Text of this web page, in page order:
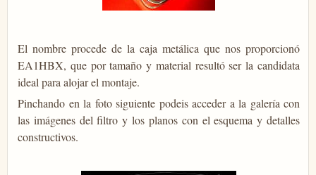
El nombre procede de la caja metálica que nos proporcionó
EA1HBX, que por tamaño y material resultó ser la candidata
ideal para alojar el montaje.
Pinchando en la foto siguiente podeis acceder a la galería con
las imágenes del filtro y los planos con el esquema y detalles
constructivos.